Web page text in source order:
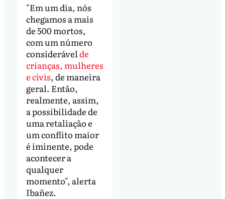
"Em um dia, nós
chegamos a mais
de 500 mortos,
com um número
considerável de
crianças, mulheres
e civis, de maneira
geral. Então,
realmente, assim,
a possibilidade de
uma retaliação e
um conflito maior
é iminente, pode
acontecer a
qualquer
momento", alerta
Ibañez.